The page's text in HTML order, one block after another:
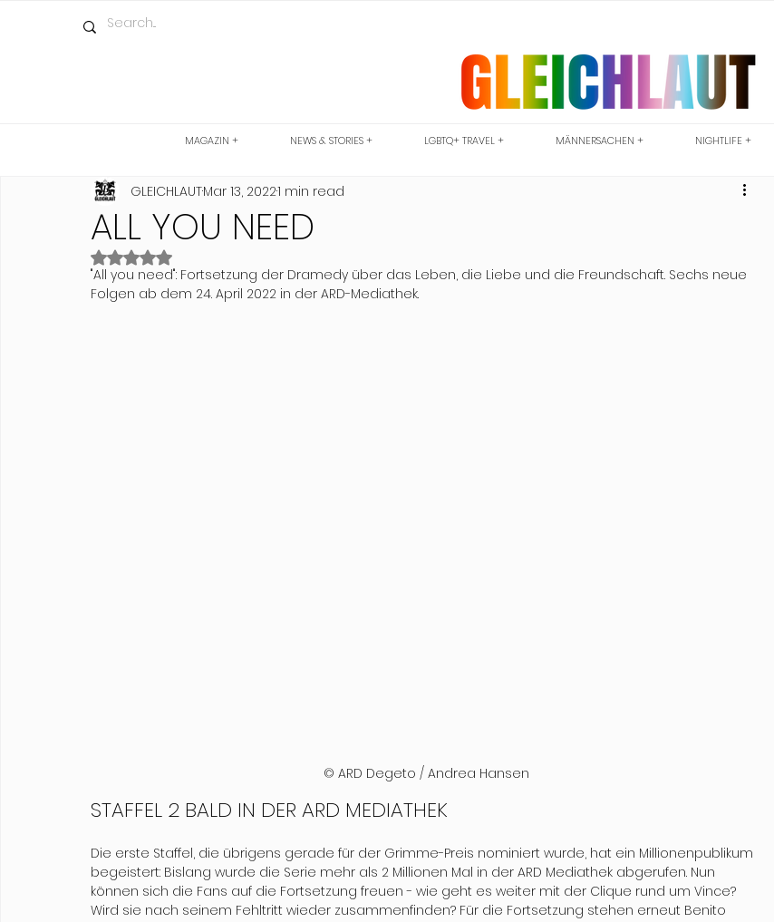
MAGAZIN + NEWS & STORIES + LGBTQ+ TRAVEL + MÄNNERSACHEN + NIGHTLIFE +
ALL YOU NEED
GLEICHLAUTMar 13, 20221 min read
Rated NaN out of 5 stars.
"All you need": Fortsetzung der Dramedy über das Leben, die Liebe und die Freundschaft. Sechs neue
Folgen ab dem 24. April 2022 in der ARD-Mediathek.
© ARD Degeto / Andrea Hansen
STAFFEL 2 BALD IN DER ARD MEDIATHEK
Die erste Staffel, die übrigens gerade für der Grimme-Preis nominiert wurde, hat ein Millionenpublikum
begeistert: Bislang wurde die Serie mehr als 2 Millionen Mal in der ARD Mediathek abgerufen. Nun
können sich die Fans auf die Fortsetzung freuen - wie geht es weiter mit der Clique rund um Vince?
Wird sie nach seinem Fehltritt wieder zusammenfinden? Für die Fortsetzung stehen erneut Benito